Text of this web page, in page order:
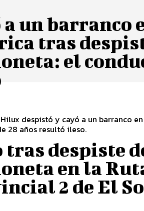
a un barranco
tras
el
despistó y cayó a un barranco
28 años resultó ileso.
tras despiste
en la
2 de El